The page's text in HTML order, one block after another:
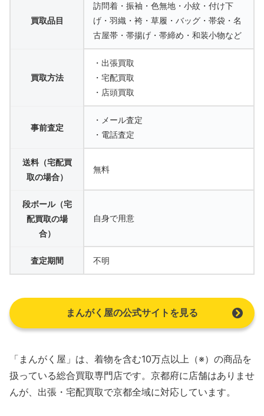
買取品目
訪問着・振袖・色無地・小紋・付け下
げ・羽織・袴・草履・バッグ・帯袋・名
古屋帯・帯揚げ・帯締め・和装小物など
買取方法
・出張買取
・宅配買取
・店頭買取
事前査定
・メール査定
・電話査定
送料（宅配買
取の場合）
無料
段ボール（宅
配買取の場
合）
自身で用意
査定期間 不明
まんがく屋の公式サイトを見る
​​「まんがく屋」は、着物を含む10万点以上（※）の商品を
扱っている総合買取専門店です。京都府に店舗はありませ
んが、出張・宅配買取で京都全域に対応しています。